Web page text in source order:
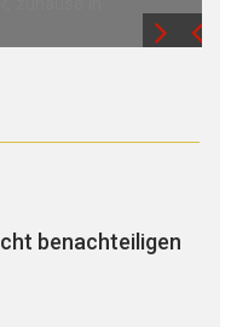
benachteiligen